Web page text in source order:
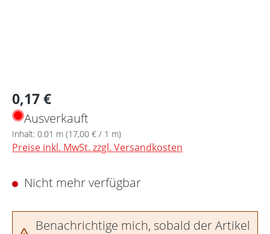
Regulärer Preis:
0,17 €
Ausverkauft
Inhalt: 0.01 m (17,00 € / 1 m)
Preise inkl. MwSt. zzgl. Versandkosten
Nicht mehr verfügbar
Benachrichtige mich, sobald der Artikel